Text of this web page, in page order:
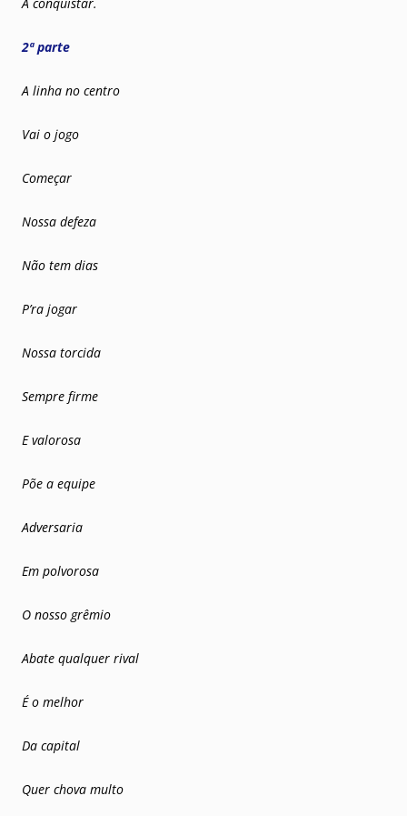
2ª parte
A linha no centro
Vai o jogo
Começar
Nossa defeza
Não tem dias
P’ra jogar
Nossa torcida
Sempre firme
E valorosa
Põe a equipe
Adversaria
Em polvorosa
O nosso grêmio
Abate qualquer rival
É o melhor
Da capital
Quer chova multo